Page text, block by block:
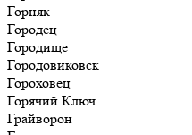
Горняк
Городец
Городище
Городовиковск
Гороховец
Горячий Ключ
Грайворон